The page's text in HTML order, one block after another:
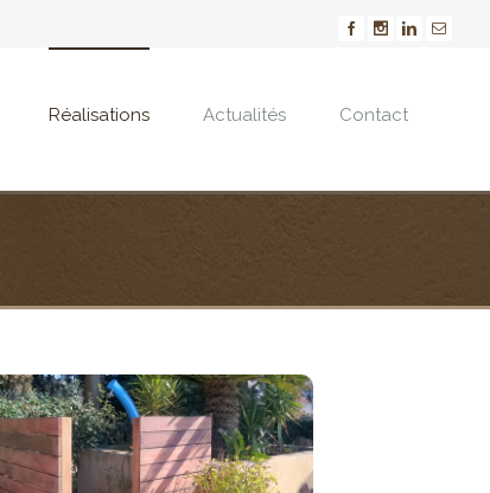
Réalisations Actualités Contact